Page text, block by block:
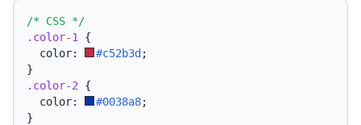
/* CSS */
.color-1
{
  color:
#c52b3d ;
}
.color-2 {
  color:
#0038a8;
}